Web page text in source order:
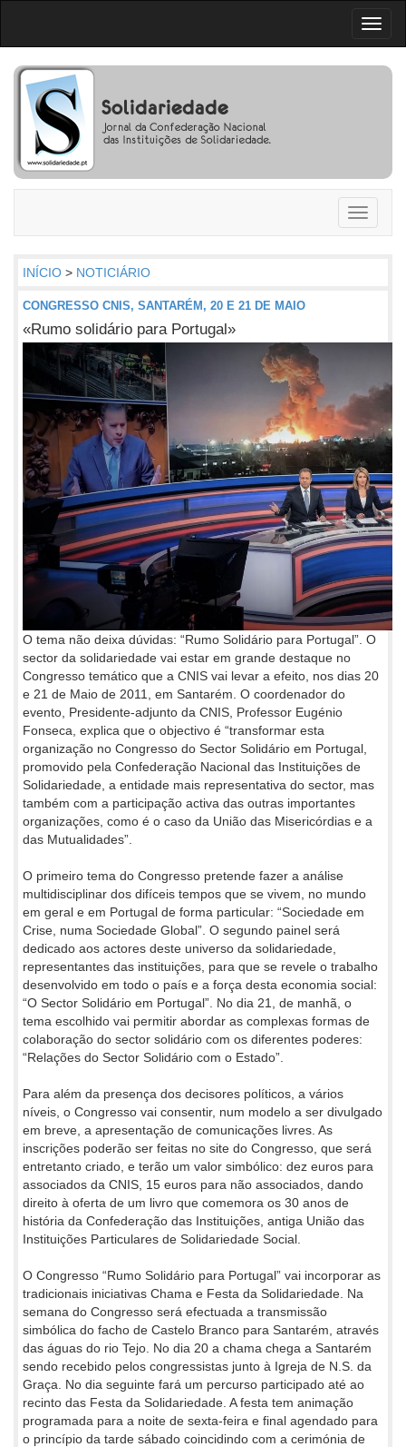
Toggle
INÍCIO > NOTICIÁRIO
CONGRESSO CNIS, SANTARÉM, 20 E 21 DE MAIO
«Rumo solidário para Portugal»
O tema não deixa dúvidas: “Rumo Solidário para Portugal”. O
sector da solidariedade vai estar em grande destaque no
Congresso temático que a CNIS vai levar a efeito, nos dias 20
e 21 de Maio de 2011, em Santarém. O coordenador do
evento, Presidente-adjunto da CNIS, Professor Eugénio
Fonseca, explica que o objectivo é “transformar esta
organização no Congresso do Sector Solidário em Portugal,
promovido pela Confederação Nacional das Instituições de
Solidariedade, a entidade mais representativa do sector, mas
também com a participação activa das outras importantes
organizações, como é o caso da União das Misericórdias e a
das Mutualidades”.
O primeiro tema do Congresso pretende fazer a análise
multidisciplinar dos difíceis tempos que se vivem, no mundo
em geral e em Portugal de forma particular: “Sociedade em
Crise, numa Sociedade Global”. O segundo painel será
dedicado aos actores deste universo da solidariedade,
representantes das instituições, para que se revele o trabalho
desenvolvido em todo o país e a força desta economia social:
“O Sector Solidário em Portugal”. No dia 21, de manhã, o
tema escolhido vai permitir abordar as complexas formas de
colaboração do sector solidário com os diferentes poderes:
“Relações do Sector Solidário com o Estado”.
Para além da presença dos decisores políticos, a vários
níveis, o Congresso vai consentir, num modelo a ser divulgado
em breve, a apresentação de comunicações livres. As
inscrições poderão ser feitas no site do Congresso, que será
entretanto criado, e terão um valor simbólico: dez euros para
associados da CNIS, 15 euros para não associados, dando
direito à oferta de um livro que comemora os 30 anos de
história da Confederação das Instituições, antiga União das
Instituições Particulares de Solidariedade Social.
O Congresso “Rumo Solidário para Portugal” vai incorporar as
tradicionais iniciativas Chama e Festa da Solidariedade. Na
semana do Congresso será efectuada a transmissão
simbólica do facho de Castelo Branco para Santarém, através
das águas do rio Tejo. No dia 20 a chama chega a Santarém
sendo recebido pelos congressistas junto à Igreja de N.S. da
Graça. No dia seguinte fará um percurso participado até ao
recinto das Festa da Solidariedade. A festa tem animação
programada para a noite de sexta-feira e final agendado para
o princípio da tarde sábado coincidindo com a cerimónia de